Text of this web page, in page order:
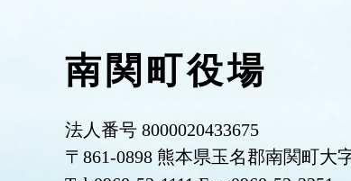
南関町役場
法人番号 8000020433675
〒861-0898 熊本県玉名郡南関町大